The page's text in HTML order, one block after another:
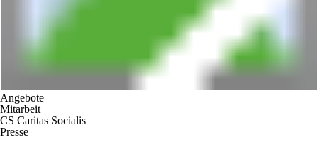
Angebote
Mitarbeit
CS Caritas Socialis
Presse